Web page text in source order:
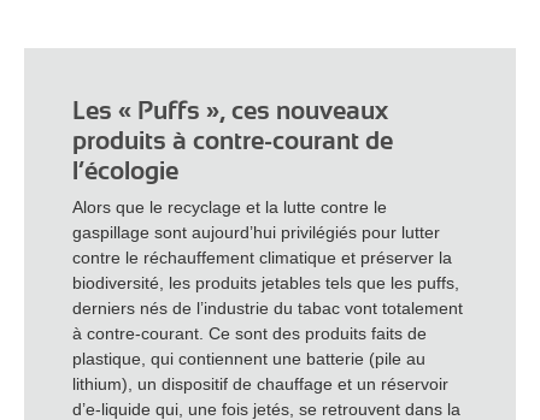
Les « Puffs », ces nouveaux
produits à contre-courant de
l’écologie
Alors que le recyclage et la lutte contre le
gaspillage sont aujourd’hui privilégiés pour lutter
contre le réchauffement climatique et préserver la
biodiversité, les produits jetables tels que les puffs,
derniers nés de l’industrie du tabac vont totalement
à contre-courant. Ce sont des produits faits de
plastique, qui contiennent une batterie (pile au
lithium), un dispositif de chauffage et un réservoir
d’e-liquide qui, une fois jetés, se retrouvent dans la